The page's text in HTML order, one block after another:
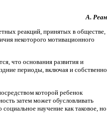
А. Реан
реакций, принятых в обществе,
некоторого мотивационного
что основания развития и
периоды, включая и собственно
которой ребенок
затем может обусловливать
научение как таковое, но